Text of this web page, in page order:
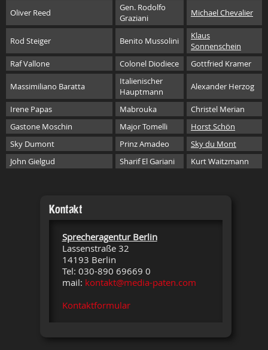
Oliver Reed
Gen. Rodolfo
Graziani
Michael Chevalier
Rod Steiger Benito Mussolini
Klaus
Sonnenschein
Raf Vallone
Colonel Diodiece Gottfried Kramer
Massimiliano Baratta
Italienischer
Hauptmann
Alexander Herzog
Irene Papas Mabrouka
Christel Merian
Gastone Moschin
Major Tomelli
Horst Schön
Sky Dumont
Prinz Amadeo
Sky du Mont
John Gielgud
Sharif El Gariani Kurt Waitzmann
Kontakt
Sprecheragentur Berlin
Lassenstraße 32
14193 Berlin
Tel: 030-890 69669 0
mail: kontakt@media-paten.com
Kontaktformular